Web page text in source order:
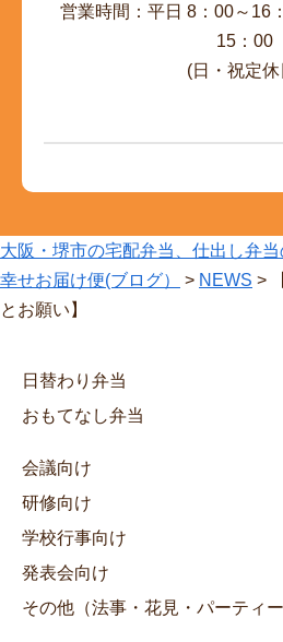
営業時間：平日 8：00～16
15：00
(日・祝定休
大阪・堺市の宅配弁当、仕出し弁
幸せお届け便(ブログ）
> NEWS >
とお願い】
日替わり弁当
おもてなし弁当
会議向け
研修向け
学校行事向け
発表会向け
その他（法事・花見・パーティー